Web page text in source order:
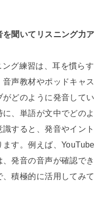
を聞いてリスニング力ア
グ練習は、耳を慣らす
声教材やポッドキャス
がどのように発音してい
、単語が文中でどのよ
すると、発音やイント
す。例えば、YouTube
発音の音声が確認でき
積極的に活用してみて